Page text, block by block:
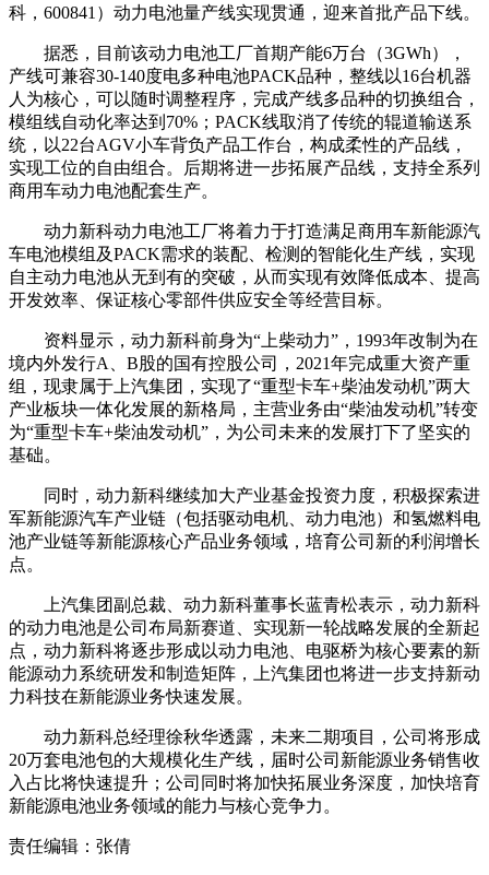
科，600841）动力电池量产线实现贯通，迎来首批产品下线。
据悉，目前该动力电池工厂首期产能6万台（3GWh），
产线可兼容30-140度电多种电池PACK品种，整线以16台机器
人为核心，可以随时调整程序，完成产线多品种的切换组合，
模组线自动化率达到70%；PACK线取消了传统的辊道输送系
统，以22台AGV小车背负产品工作台，构成柔性的产品线，
实现工位的自由组合。后期将进一步拓展产品线，支持全系列
商用车动力电池配套生产。
动力新科动力电池工厂将着力于打造满足商用车新能源汽
车电池模组及PACK需求的装配、检测的智能化生产线，实现
自主动力电池从无到有的突破，从而实现有效降低成本、提高
开发效率、保证核心零部件供应安全等经营目标。
资料显示，动力新科前身为“上柴动力”，1993年改制为在
境内外发行A、B股的国有控股公司，2021年完成重大资产重
组，现隶属于上汽集团，实现了“重型卡车+柴油发动机”两大
产业板块一体化发展的新格局，主营业务由“柴油发动机”转变
为“重型卡车+柴油发动机”，为公司未来的发展打下了坚实的
基础。
同时，动力新科继续加大产业基金投资力度，积极探索进
军新能源汽车产业链（包括驱动电机、动力电池）和氢燃料电
池产业链等新能源核心产品业务领域，培育公司新的利润增长
点。
上汽集团副总裁、动力新科董事长蓝青松表示，动力新科
的动力电池是公司布局新赛道、实现新一轮战略发展的全新起
点，动力新科将逐步形成以动力电池、电驱桥为核心要素的新
能源动力系统研发和制造矩阵，上汽集团也将进一步支持新动
力科技在新能源业务快速发展。
动力新科总经理徐秋华透露，未来二期项目，公司将形成
20万套电池包的大规模化生产线，届时公司新能源业务销售收
入占比将快速提升；公司同时将加快拓展业务深度，加快培育
新能源电池业务领域的能力与核心竞争力。
责任编辑：张倩